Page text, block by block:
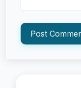
Post